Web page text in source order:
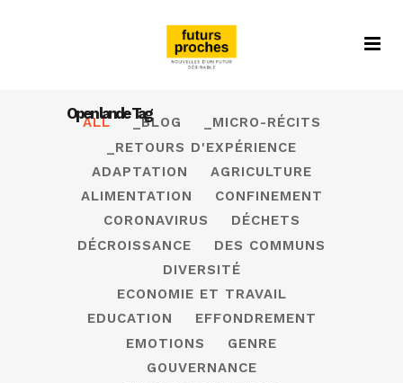
Open lande Tag
ALL _BLOG
_MICRO-RÉCITS
_RETOURS D'EXPÉRIENCE
ADAPTATION
AGRICULTURE
ALIMENTATION
CONFINEMENT
CORONAVIRUS
DÉCHETS
DÉCROISSANCE
DES COMMUNS
DIVERSITÉ
ECONOMIE ET TRAVAIL
EDUCATION
EFFONDREMENT
EMOTIONS
GENRE
GOUVERNANCE